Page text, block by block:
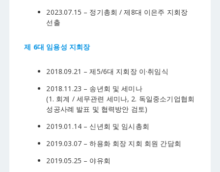
2023.07.15 – 정기총회 / 제8대 이은주 지회장
선출
제 6대 임용성 지회장
2018.09.21 – 제5/6대 지회장 이·취임식
2018.11.23 – 송년회 및 세미나
(1. 회계 / 세무관련 세미나, 2. 독일중소기업협회
성공사례 발표 및 협력방안 검토)
2019.01.14 – 신년회 및 임시총회
2019.03.07 – 하용화 회장 지회 회원 간담회
2019.05.25 – 야유회